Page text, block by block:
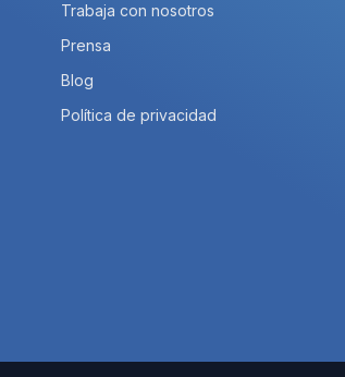
Trabaja con nosotros
Prensa
Blog
Política de privacidad